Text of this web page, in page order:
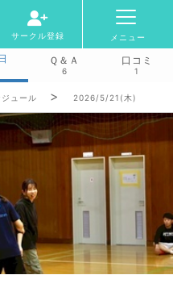
サークル登録 メニュー
Ｑ＆Ａ
6
口コミ
1
ュール 2026/5/21(木)